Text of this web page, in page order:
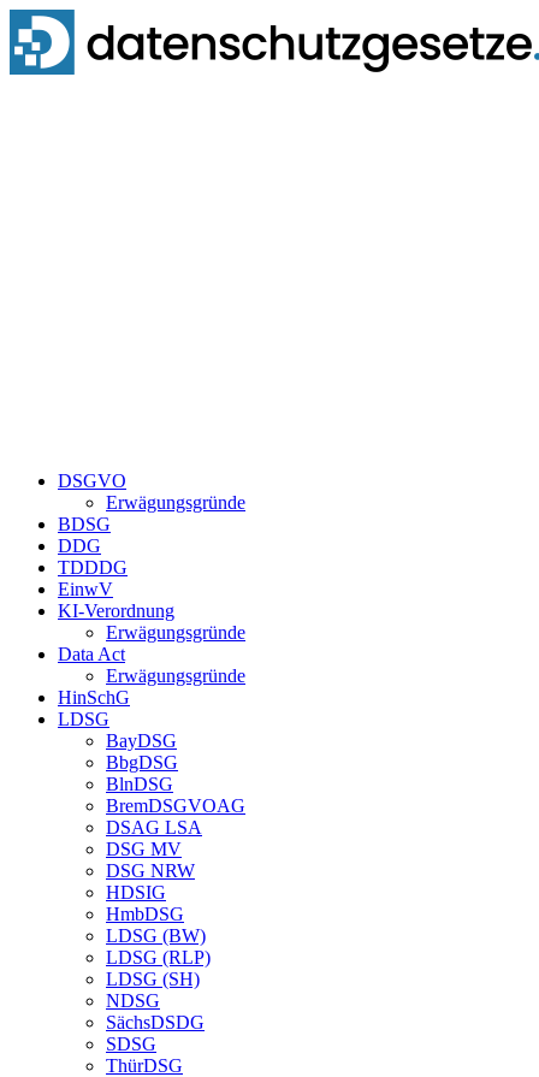
Zum
Inhalt
springen
DSGVO
Erwägungsgründe
BDSG
DDG
TDDDG
EinwV
KI-Verordnung
Erwägungsgründe
Data Act
Erwägungsgründe
HinSchG
LDSG
BayDSG
BbgDSG
BlnDSG
BremDSGVOAG
DSAG LSA
DSG MV
DSG NRW
HDSIG
HmbDSG
LDSG (BW)
LDSG (RLP)
LDSG (SH)
NDSG
SächsDSDG
SDSG
ThürDSG